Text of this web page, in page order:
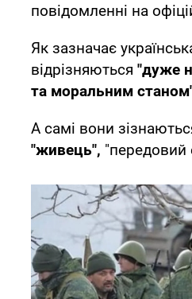
повідомленні на
Як зазначає
відрізняються "дуже
та моральним
А самі вони
"живець", "передовий